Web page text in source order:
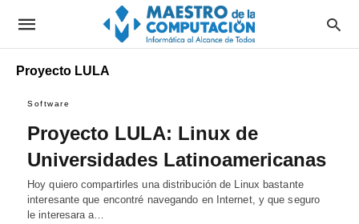
Proyecto LULA
Software
Proyecto LULA: Linux de
Universidades Latinoamericanas
Hoy quiero compartirles una distribución de Linux bastante
interesante que encontré navegando en Internet, y que seguro
le interesara a…